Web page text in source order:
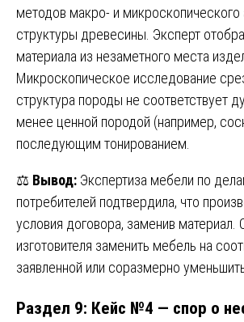
методов макро- и микроскопического
структуры древесины. Эксперт
материала из незаметного места
Микроскопическое исследование
структура породы не соответствует
менее ценной породой (например,
последующим тонированием.
⚖️ Вывод: Экспертиза мебели по
потребителей подтвердила, что
условия договора, заменив материал.
изготовителя заменить мебель на
заявленной или соразмерно
Раздел 9: Кейс №4 — спор о